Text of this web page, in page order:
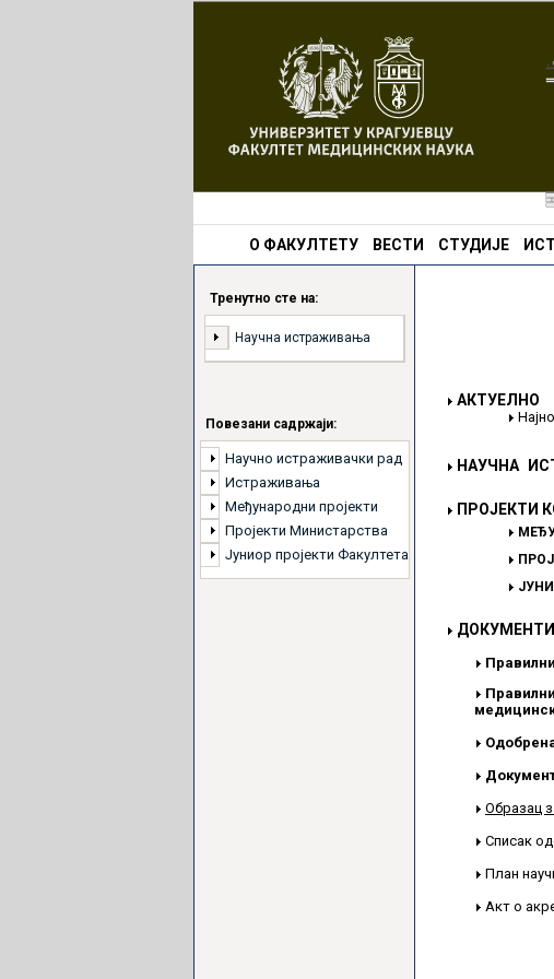
О ФАКУЛТЕТУ ВЕСТИ СТУДИЈЕ
Тренутно сте на:
Научна истраживања
Повезани садржаји:
Научно истраживачки рад
Истраживања
Међународни пројекти
Пројекти Министарства
Јуниор пројекти Факултета
АКТУЕЛНО
НАУЧНА
ПРОЈЕКТИ
ДОКУМЕНТИ
Образац
Списак
План
Акт о